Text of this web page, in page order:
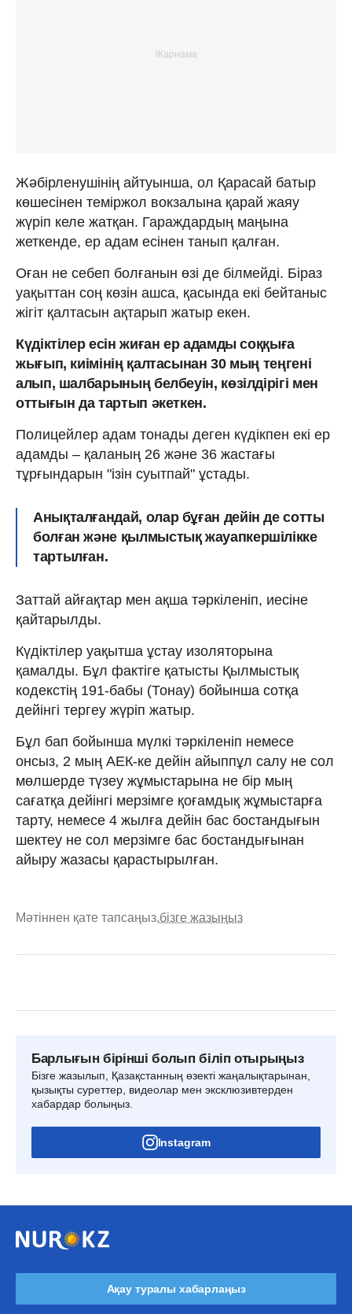
Жәбірленушінің айтуынша, ол Қарасай батыр
көшесінен теміржол вокзалына қарай жаяу
жүріп келе жатқан. Гараждардың маңына
жеткенде, ер адам есінен танып қалған.
Оған не себеп болғанын өзі де білмейді. Біраз
уақыттан соң көзін ашса, қасында екі бейтаныс
жігіт қалтасын ақтарып жатыр екен.
Күдіктілер есін жиған ер адамды соққыға
жығып, киімінің қалтасынан 30 мың теңгені
алып, шалбарының белбеуін, көзілдірігі мен
оттығын да тартып әкеткен.
Полицейлер адам тонады деген күдікпен екі ер
адамды – қаланың 26 және 36 жастағы
тұрғындарын "ізін суытпай" ұстады.
Анықталғандай, олар бұған дейін де сотты
болған және қылмыстық жауапкершілікке
тартылған.
Заттай айғақтар мен ақша тәркіленіп, иесіне
қайтарылды.
Күдіктілер уақытша ұстау изоляторына
қамалды. Бұл фактіге қатысты Қылмыстық
кодекстің 191-бабы (Тонау) бойынша сотқа
дейінгі тергеу жүріп жатыр.
Бұл бап бойынша мүлкi тәркiленiп немесе
онсыз, 2 мың АЕК-ке дейiн айыппұл салу не сол
мөлшерде түзеу жұмыстарына не бір мың
сағатқа дейінгі мерзімге қоғамдық жұмыстарға
тарту, немесе 4 жылға дейiн бас бостандығын
шектеу не сол мерзiмге бас бостандығынан
айыру жазасы қарастырылған.
Мәтіннен қате тапсаңыз,бізге жазыңыз
Барлығын бірінші болып біліп отырыңыз
Бізге жазылып, Қазақстанның өзекті жаңалықтарынан,
қызықты суреттер, видеолар мен эксклюзивтерден
хабардар болыңыз.
Instagram
Ақау туралы хабарлаңыз